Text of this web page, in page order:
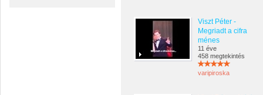
Viszt Péter -
Megriadt a cifra
ménes
11 éve
458 megtekintés
varipiroska